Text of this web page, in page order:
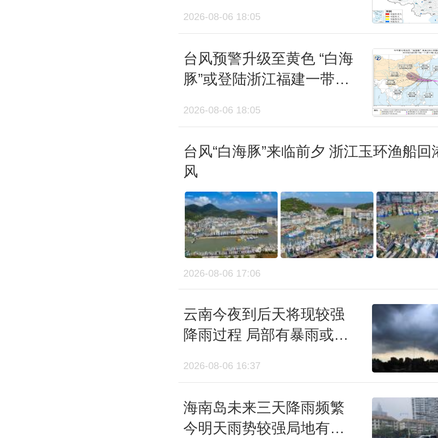
2026-08-06 18:05
台风预警升级至黄色 “白海
豚”或登陆浙江福建一带沿
2026-08-06 18:05
台风“白海豚”来临前夕 浙江玉环渔船回
风
2026-08-06 17:06
云南今夜到后天将现较强
降雨过程 局部有暴雨或大
2026-08-06 16:37
海南岛未来三天降雨频繁
今明天雨势较强局地有大